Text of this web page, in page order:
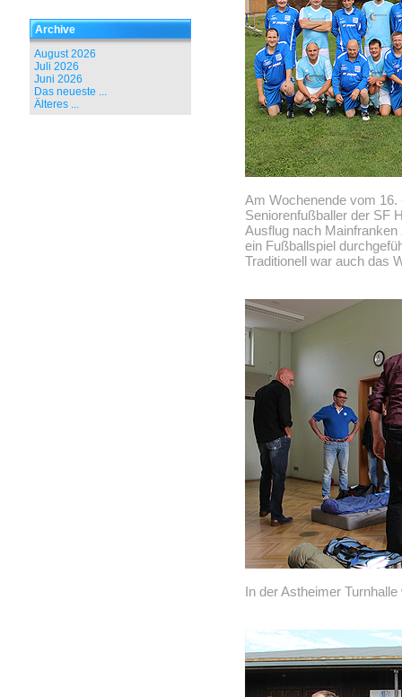
Archive
August 2026
Juli 2026
Juni 2026
Das neueste ...
Älteres ...
Am Wochenende vom
Seniorenfußballer der SF
Ausflug nach
ein Fußballspiel
Traditionell war auch das
In der Astheimer